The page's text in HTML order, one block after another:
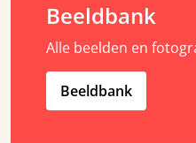
Beeldbank
Alle beelden en
Beeldbank